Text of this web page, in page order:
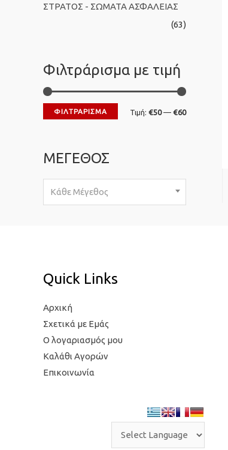
ΣΤΡΑΤΟΣ - ΣΩΜΑΤΑ ΑΣΦΑΛΕΙΑΣ
(63)
Φιλτράρισμα με τιμή
Ε
σ
Μ
τ
ΦΙΛΤΡΆΡΙΣΜΑ Τιμή: €50— €60
ΜΕΓΕΘΟΣ
Κάθε Μέγεθος
Quick Links
Αρχική
Σχετικά με Εμάς
Ο λογαριασμός μου
Καλάθι Αγορών
Επικοινωνία